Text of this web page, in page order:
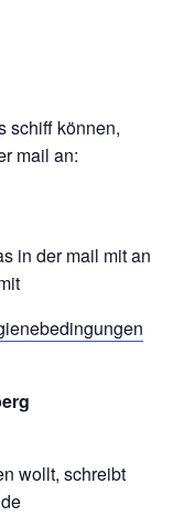
schiff können,
mail an:
in der mail mit an
wollt, schreibt